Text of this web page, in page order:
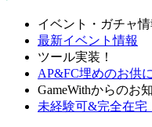
イベント・ガチャ情
最新イベント情報
ツール実装！
AP&FC埋めのお供
GameWithからのお
未経験可&完全在宅